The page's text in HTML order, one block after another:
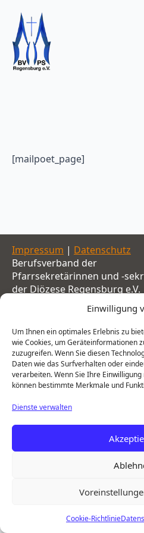
Einwilligung
Um Ihnen ein optimales Erlebnis zu
wie Cookies, um Geräteinformationen
zuzugreifen. Wenn Sie diesen
Daten wie das Surfverhalten oder
verarbeiten. Wenn Sie Ihre
können bestimmte Merkmale und
Dienste verwalten
Cookie-Richtlinie
[mailpoet_page]
Impressum | Datenschutz
Berufsverband der
Pfarrsekretärinnen und -
der Diözese Regensburg e.V.